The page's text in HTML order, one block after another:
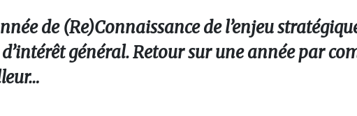
de (Re)Connaissance de l’enjeu
général. Retour sur une année par